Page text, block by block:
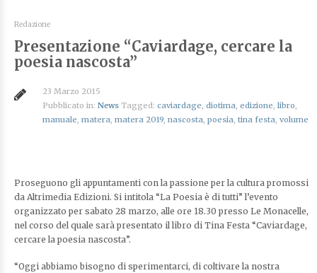
Redazione
Presentazione “Caviardage, cercare la
poesia nascosta”
23 Marzo 2015
Pubblicato in: News Tagged: caviardage, diotima, edizione, libro,
manuale, matera, matera 2019, nascosta, poesia, tina festa, volume
Proseguono gli appuntamenti con la passione per la cultura promossi
da Altrimedia Edizioni. Si intitola “La Poesia è di tutti” l’evento
organizzato per sabato 28 marzo, alle ore 18.30 presso Le Monacelle,
nel corso del quale sarà presentato il libro di Tina Festa “Caviardage,
cercare la poesia nascosta”.
“Oggi abbiamo bisogno di sperimentarci, di coltivare la nostra